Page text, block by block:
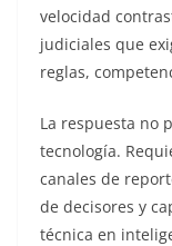
velocidad
judiciales que
reglas,
La respuesta no
tecnología.
canales de
de decisores y
técnica en